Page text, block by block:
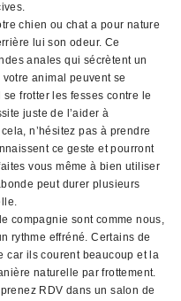
chien ou chat a pour nature
lui son odeur. Ce
anales qui sécrètent un
animal peuvent se
frotter les fesses contre le
juste de l’aider à
n’hésitez pas à prendre
ce geste et pourront
vous même à bien utiliser
peut durer plusieurs
compagnie sont comme nous,
rythme effréné. Certains de
car ils courent beaucoup et la
naturelle par frottement.
RDV dans un salon de